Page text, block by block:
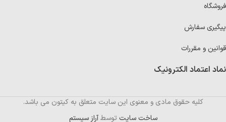
فروشگاه
پیگیری سفارش
قوانین و مقررات
نماد اعتماد الکترونیک
کلیه حقوق مادی و معنوی این سایت متعلق به کیتون می باشد.
ساخت سایت توسطآراز سیستم